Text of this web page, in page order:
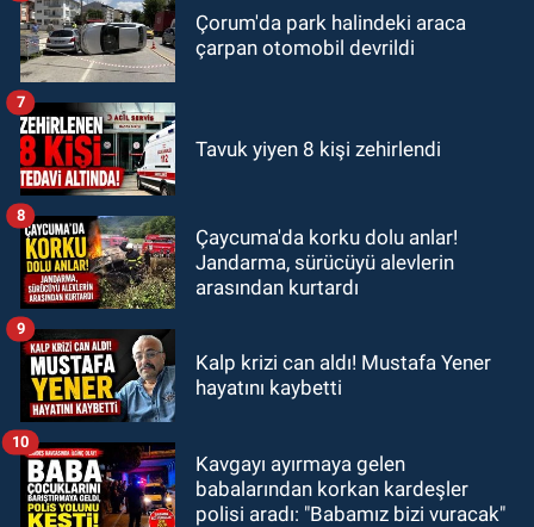
Çorum'da park halindeki araca
çarpan otomobil devrildi
Tavuk yiyen 8 kişi zehirlendi
7
Çaycuma'da korku dolu anlar!
Jandarma, sürücüyü alevlerin
arasından kurtardı
8
Kalp krizi can aldı! Mustafa Yener
hayatını kaybetti
9
Kavgayı ayırmaya gelen
babalarından korkan kardeşler
polisi aradı: "Babamız bizi vuracak"
10